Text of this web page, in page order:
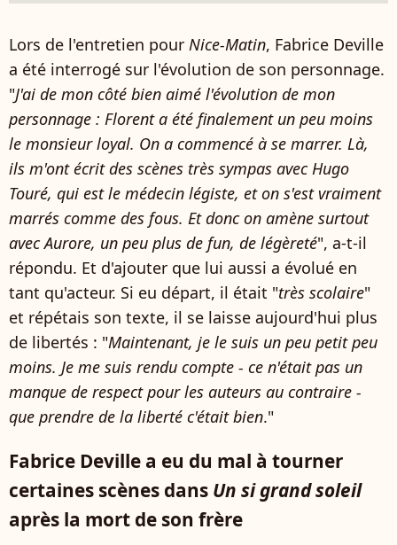
Lors de l'entretien pour Nice-Matin, Fabrice Deville
a été interrogé sur l'évolution de son personnage.
"J'ai de mon côté bien aimé l'évolution de mon
personnage : Florent a été finalement un peu moins
le monsieur loyal. On a commencé à se marrer. Là,
ils m'ont écrit des scènes très sympas avec Hugo
Touré, qui est le médecin légiste, et on s'est vraiment
marrés comme des fous. Et donc on amène surtout
avec Aurore, un peu plus de fun, de légèreté", a-t-il
répondu. Et d'ajouter que lui aussi a évolué en
tant qu'acteur. Si eu départ, il était "très scolaire"
et répétais son texte, il se laisse aujourd'hui plus
de libertés : "Maintenant, je le suis un peu petit peu
moins. Je me suis rendu compte - ce n'était pas un
manque de respect pour les auteurs au contraire -
que prendre de la liberté c'était bien."
Fabrice Deville a eu du mal à tourner
certaines scènes dans Un si grand soleil
après la mort de son frère